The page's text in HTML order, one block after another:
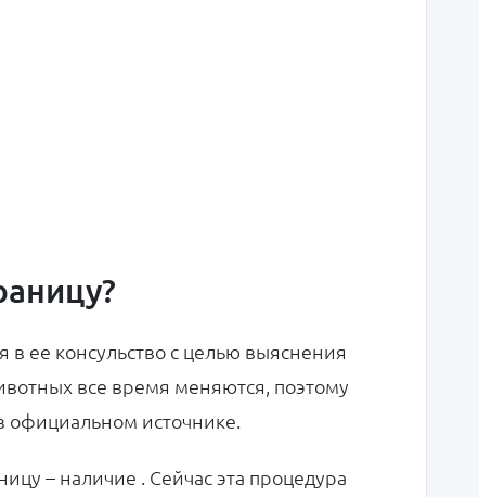
в ее консульство с целью выяснения
все время меняются, поэтому
официальном источнике.
– наличие . Сейчас эта процедура